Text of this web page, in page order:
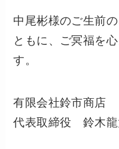
中尾彬様のご生前
ともに、ご冥福を
す。
有限会社鈴市商店
代表取締役 鈴木龍